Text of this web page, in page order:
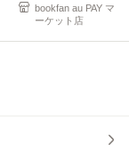
bookfan au PAY マ
ーケット店